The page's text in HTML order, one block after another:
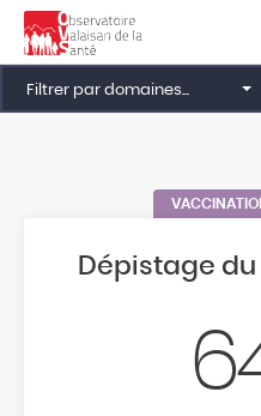
Filtrer par domaines...
Dépistage